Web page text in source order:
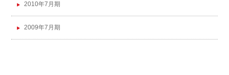
2010年7月期
2009年7月期